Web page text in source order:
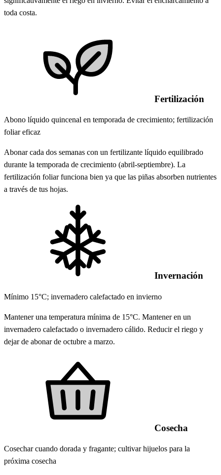
toda costa.
Fertilización
Abono líquido quincenal en temporada de crecimiento; fertilización
foliar eficaz
Abonar cada dos semanas con un fertilizante líquido equilibrado
durante la temporada de crecimiento (abril-septiembre). La
fertilización foliar funciona bien ya que las piñas absorben nutrientes
a través de tus hojas.
Invernación
Mínimo 15°C; invernadero calefactado en invierno
Mantener una temperatura mínima de 15°C. Mantener en un
invernadero calefactado o invernadero cálido. Reducir el riego y
dejar de abonar de octubre a marzo.
Cosecha
Cosechar cuando dorada y fragante; cultivar hijuelos para la
próxima cosecha